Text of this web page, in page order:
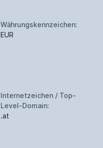
Währungskennzeichen:
EUR
Internetzeichen / Top-
Level-Domain:
.at